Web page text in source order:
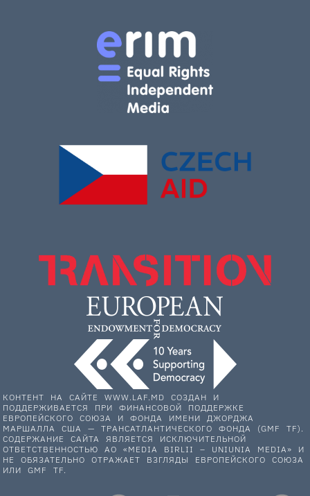
КОНТЕНТ НА САЙТЕ WWW.LAF.MD СОЗДАН И
ПОДДЕРЖИВАЕТСЯ ПРИ ФИНАНСОВОЙ ПОДДЕРЖКЕ
ЕВРОПЕЙСКОГО СОЮЗА И ФОНДА ИМЕНИ ДЖОРДЖА
МАРШАЛЛА США — ТРАНСАТЛАНТИЧЕСКОГО ФОНДА (GMF TF).
СОДЕРЖАНИЕ САЙТА ЯВЛЯЕТСЯ ИСКЛЮЧИТЕЛЬНОЙ
ОТВЕТСТВЕННОСТЬЮ АО «MEDIA BIRLII – UNIUNIA MEDIA» И
НЕ ОБЯЗАТЕЛЬНО ОТРАЖАЕТ ВЗГЛЯДЫ ЕВРОПЕЙСКОГО СОЮЗА
ИЛИ GMF TF.